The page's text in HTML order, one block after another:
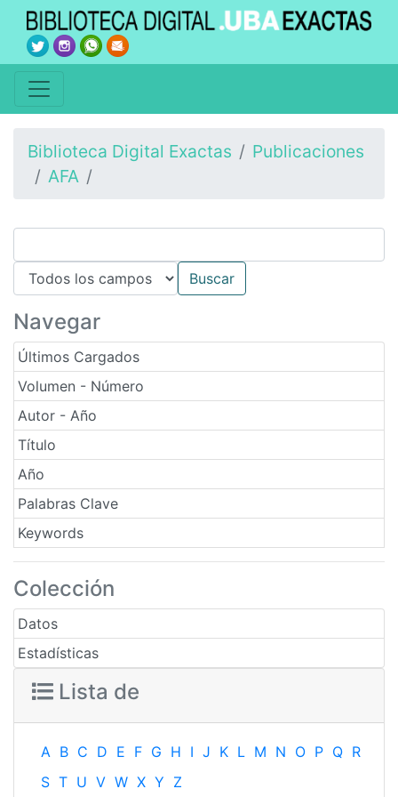
Biblioteca Digital Exactas
Publicaciones
AFA
Navegar
Últimos Cargados
Volumen - Número
Autor - Año
Título
Año
Palabras Clave
Keywords
Colección
Datos
Estadísticas
Lista de
A B C D E F G H I J K L M N O P Q R
S T U V W X Y Z